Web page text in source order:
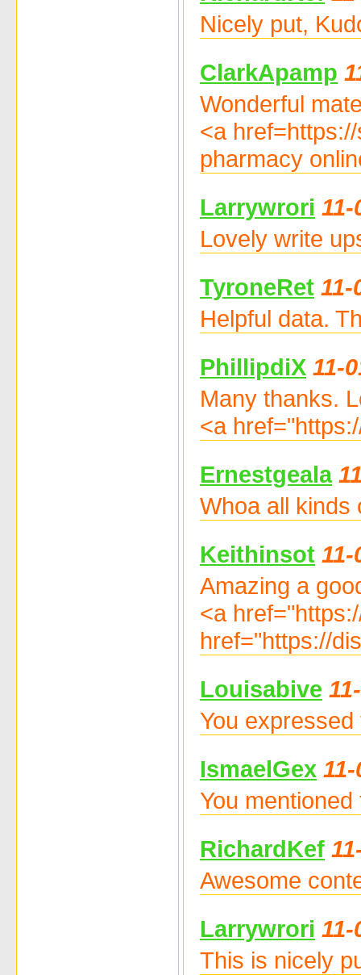
Nicely put,
ClarkApamp
Wonderful
<a
pharmacy
Larrywrori 11-
Lovely write
TyroneRet 11-
Helpful data.
PhillipdiX 11-
Many thanks.
<a
Ernestgeala
Whoa all kinds
Keithinsot 11-
Amazing a
<a
href="https://
Louisabive
You
IsmaelGex
You
RichardKef
Awesome
Larrywrori 11-
This is nicely